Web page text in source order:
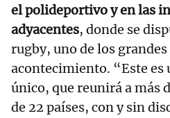
el polideportivo y en las
adyacentes, donde se
rugby, uno de los
acontecimiento. “Este es
único, que reunirá a más
de 22 países, con y sin